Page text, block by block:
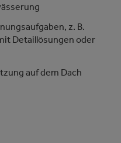
z. B.
Detaillösungen oder
auf dem Dach